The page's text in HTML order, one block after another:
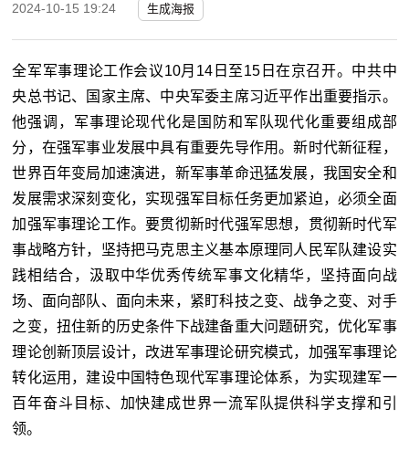
2024-10-15 19:24 生成海报
全军军事理论工作会议10月14日至15日在京召开。中共中
央总书记、国家主席、中央军委主席习近平作出重要指示。
他强调，军事理论现代化是国防和军队现代化重要组成部
分，在强军事业发展中具有重要先导作用。新时代新征程，
世界百年变局加速演进，新军事革命迅猛发展，我国安全和
发展需求深刻变化，实现强军目标任务更加紧迫，必须全面
加强军事理论工作。要贯彻新时代强军思想，贯彻新时代军
事战略方针，坚持把马克思主义基本原理同人民军队建设实
践相结合，汲取中华优秀传统军事文化精华，坚持面向战
场、面向部队、面向未来，紧盯科技之变、战争之变、对手
之变，扭住新的历史条件下战建备重大问题研究，优化军事
理论创新顶层设计，改进军事理论研究模式，加强军事理论
转化运用，建设中国特色现代军事理论体系，为实现建军一
百年奋斗目标、加快建成世界一流军队提供科学支撑和引
领。